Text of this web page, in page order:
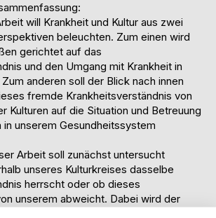
will Krankheit und Kultur aus zwei
beleuchten. Zum einen wird
gerichtet auf das
und den Umgang mit Krankheit in
anderen soll der Blick nach innen
fremde Krankheitsverständnis von
Kulturen auf die Situation und Betreuung
in unserem Gesundheitssystem
Arbeit soll zunächst untersucht
unseres Kulturkreises dasselbe
herrscht oder ob dieses
unserem abweicht. Dabei wird der